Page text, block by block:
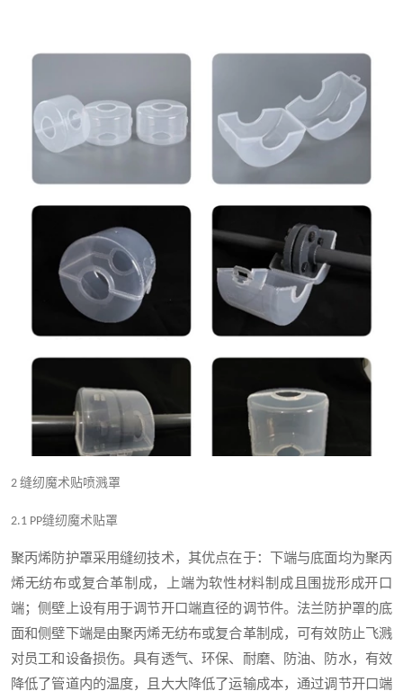
2 缝纫魔术贴喷溅罩
2.1 PP缝纫魔术贴罩
聚丙烯防护罩采用缝纫技术，其优点在于：下端与底面均为聚丙
烯无纺布或复合革制成，上端为软性材料制成且围拢形成开口
端；侧壁上设有用于调节开口端直径的调节件。法兰防护罩的底
面和侧壁下端是由聚丙烯无纺布或复合革制成，可有效防止飞溅
对员工和设备损伤。具有透气、环保、耐磨、防油、防水，有效
降低了管道内的温度，且大大降低了运输成本，通过调节开口端